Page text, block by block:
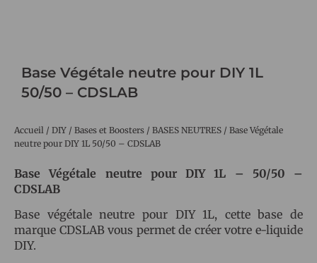
Base Végétale neutre pour DIY 1L
50/50 – CDSLAB
Accueil / DIY / Bases et Boosters / BASES NEUTRES / Base Végétale
neutre pour DIY 1L 50/50 – CDSLAB
Base Végétale neutre pour DIY 1L – 50/50 –
CDSLAB
Base végétale neutre pour DIY 1L, cette base de
marque CDSLAB vous permet de créer votre e-liquide
DIY.